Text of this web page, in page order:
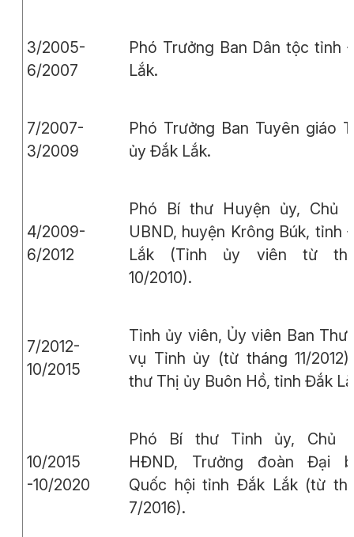
3/2005-
6/2007
Phó Trưởng Ban Dân tộc tỉnh
Lắk.
7/2007-
3/2009
Phó Trưởng Ban Tuyên giáo
ủy Đắk Lắk.
4/2009-
6/2012
Phó Bí thư Huyện ủy, Chủ
UBND, huyện Krông Búk, tỉnh
Lắk (Tỉnh ủy viên từ
10/2010).
7/2012-
10/2015
Tỉnh ủy viên, Ủy viên Ban
vụ Tỉnh ủy (từ tháng 11/
thư Thị ủy Buôn Hồ, tỉnh Đắk
10/2015
-10/2020
Phó Bí thư Tỉnh ủy, Chủ
HĐND, Trưởng đoàn Đại
Quốc hội tỉnh Đắk Lắk (từ
7/2016).